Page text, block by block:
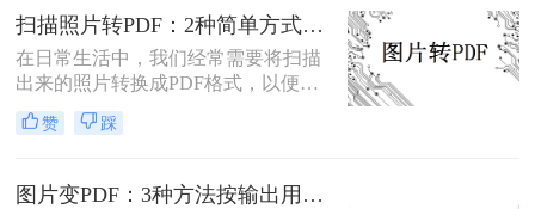
转换pdf呢？本文将介绍三种将JPG图
片转换为PDF的方法。
扫描照片转PDF：2种简单方式在身份证和合同上的操作差异！
在日常生活中，我们经常需要将扫描
出来的照片转换成PDF格式，以便于
分享、存储和管理。那么扫描出来的
照片怎么转成pdf呢？本文将介绍两种
赞 踩
图片变PDF：3种方法按输出用途（打印/存档/分享）选！